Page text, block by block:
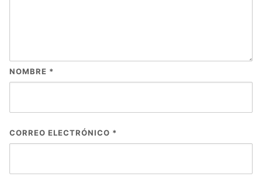
NOMBRE *
CORREO ELECTRÓNICO *